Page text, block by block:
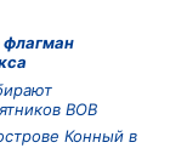
флагман
ВОВ
Конный в